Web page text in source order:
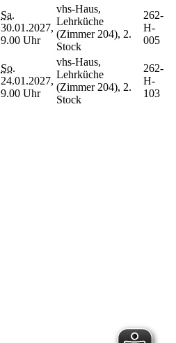
Sa.
30.01.2027,
9.00 Uhr
vhs-Haus,
Lehrküche
(Zimmer 204), 2.
Stock
262-
H-
005
So.
24.01.2027,
9.00 Uhr
vhs-Haus,
Lehrküche
(Zimmer 204), 2.
Stock
262-
H-
103